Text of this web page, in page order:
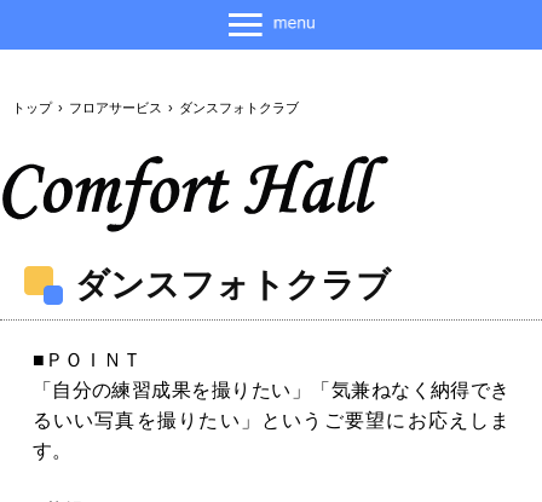
トップ › フロアサービス › ダンスフォトクラブ
ダンスフォトクラブ
■ＰＯＩＮＴ
「自分の練習成果を撮りたい」「気兼ねなく納得でき
るいい写真を撮りたい」というご要望にお応えしま
す。